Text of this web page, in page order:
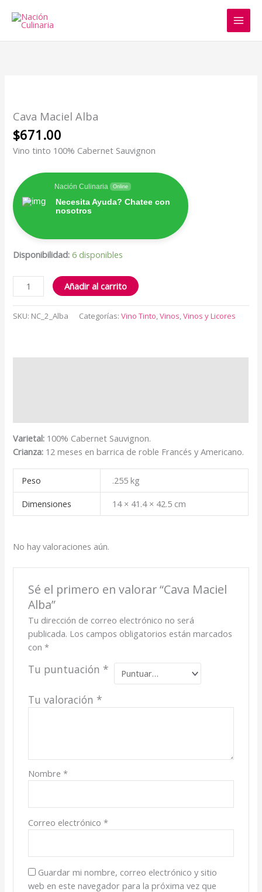
Cava Maciel Alba
$671.00
Vino tinto 100% Cabernet Sauvignon
Nación Culinaria Online
Necesita Ayuda? Chatee con
nosotros
Disponibilidad: 6 disponibles
Alba
Añadir al carrito
SKU: NC_2_Alba Categorías:Vino Tinto,Vinos,Vinos y Licores
Varietal: 100% Cabernet Sauvignon.
Crianza: 12 meses en barrica de roble Francés y Americano.
Peso
.255 kg
Dimensiones
14 × 41.4 × 42.5 cm
No hay valoraciones aún.
Sé el primero en valorar “Cava Maciel
Alba”
Tu dirección de correo electrónico no será
publicada. Los campos obligatorios están marcados
con *
Tu puntuación *
Tu valoración *
Nombre *
Correo electrónico *
Guardar mi nombre, correo electrónico y sitio
web en este navegador para la próxima vez que